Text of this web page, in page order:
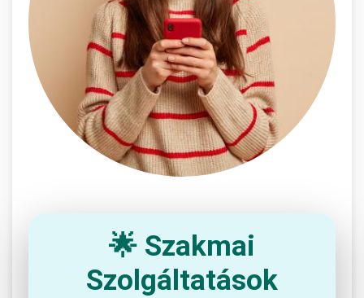
🌟 Szakmai
Szolgáltatások